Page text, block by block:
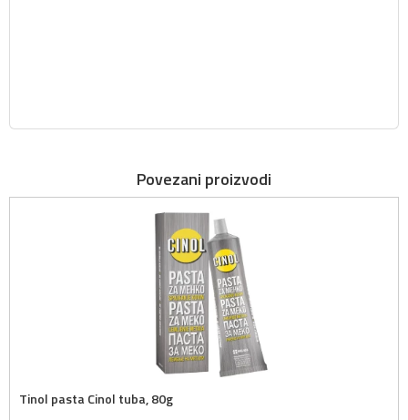
Povezani proizvodi
Tinol pasta Cinol tuba, 80g